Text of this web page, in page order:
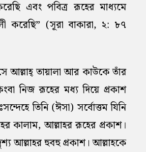
এবং পবিত্র রূহের মাধ্যমে
করেছি” (সূরা বাকারা, ২: ৮৭
আল্লাহ্‌ তায়ালা আর কাউকে তাঁর
নিজ রূহের মধ্য দিয়ে প্রকাশ
তিনি (ঈসা) সর্বোত্তম যিনি
কালাম, আল্লাহর রূহের প্রকাশ।
আল্লাহর হুবহু প্রকাশ। আল্লাহকে